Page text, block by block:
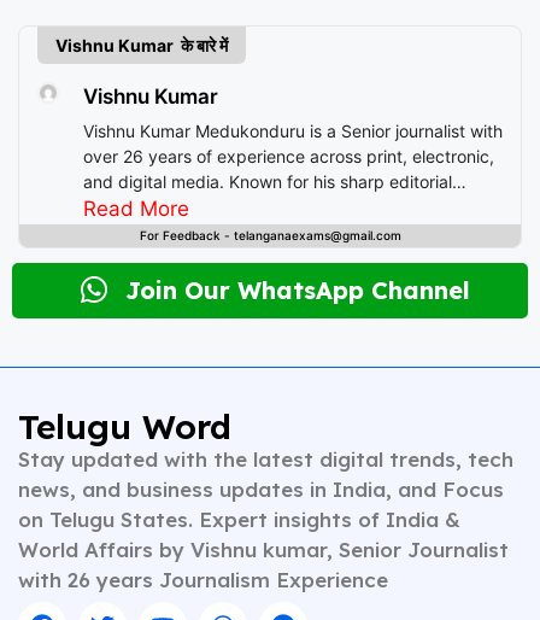
Vishnu Kumar के बारे में
Vishnu Kumar
Vishnu Kumar Medukonduru is a Senior journalist with
over 26 years of experience across print, electronic,
and digital media. Known for his sharp editorial
instincts and deep understanding of public
discourse, Vishnu has contributed to leading
desk editing to content strategy and multimedia
storytelling. His expertise spans a wide spectrum of
analysis, Vishnu brings clarity, credibility, and
context to every piece he writes. A trusted voice in
Indian journalism, he continues to shape narratives
that inform, empower, and inspire readers across
platforms.
Read More
For Feedback - telanganaexams@gmail.com
Join Our WhatsApp Channel
Telugu Word
Stay updated with the latest digital trends, tech
news, and business updates in India, and Focus
on Telugu States. Expert insights of India &
World Affairs by Vishnu kumar, Senior Journalist
with 26 years Journalism Experience